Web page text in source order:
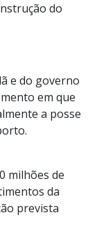
do
e do governo
em que
a posse
milhões de
da
prevista